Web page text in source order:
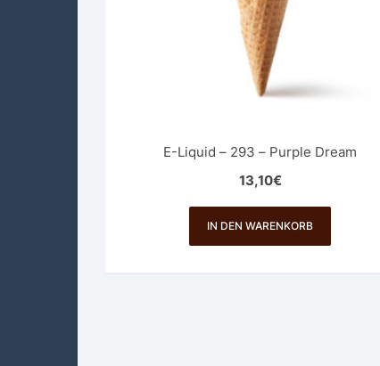
E-Liquid – 293 – Purple Dream
13,10€
IN DEN WARENKORB